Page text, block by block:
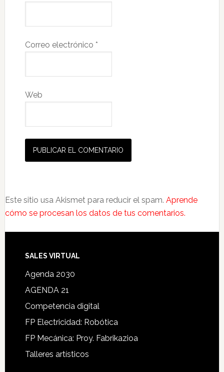
Correo electrónico *
Web
Este sitio usa Akismet para reducir el spam. Aprende
cómo se procesan los datos de tus comentarios.
SALES VIRTUAL
Agenda 2030
AGENDA 21
Competencia digital
FP Electricidad: Robótica
FP Mecánica: Proy. Fabrikazioa
Talleres artísticos